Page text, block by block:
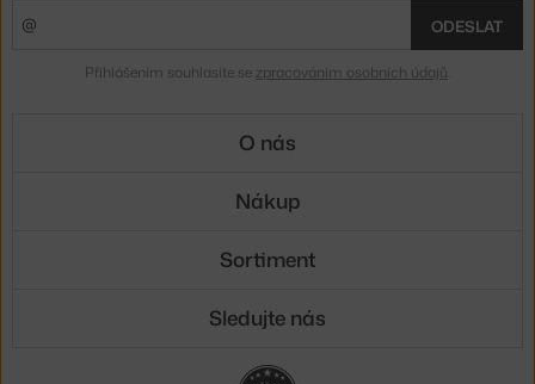
ODESLAT
Přihlášením souhlasíte se zpracováním osobních údajů
O nás
Nákup
Sortiment
Sledujte nás